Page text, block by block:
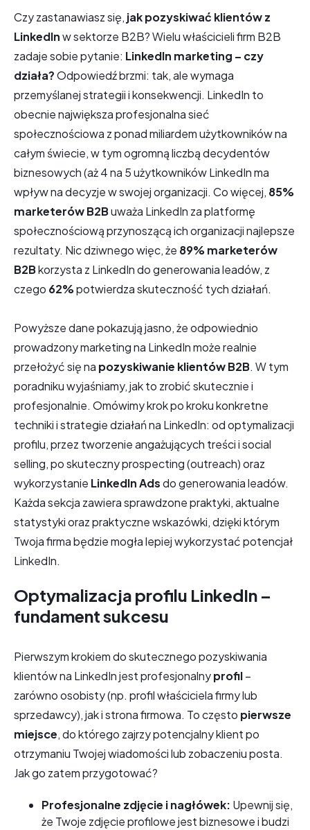
Czy zastanawiasz się, jak pozyskiwać klientów z
LinkedInw sektorze B2B? Wielu właścicieli firm B2B
zadaje sobie pytanie: LinkedIn marketing – czy
działa?Odpowiedź brzmi: tak, ale wymaga
przemyślanej strategii i konsekwencji. LinkedIn to
obecnie największa profesjonalna sieć
społecznościowa z ponad miliardem użytkowników na
całym świecie, w tym ogromną liczbą decydentów
biznesowych (aż 4 na 5 użytkowników LinkedIn ma
wpływ na decyzje w swojej organizacji. Co więcej, 85%
marketerów B2Buważa LinkedIn za platformę
społecznościową przynoszącą ich organizacji najlepsze
rezultaty. Nic dziwnego więc, że 89% marketerów
B2Bkorzysta z LinkedIn do generowania leadów, z
czego 62%potwierdza skuteczność tych działań.
Powyższe dane pokazują jasno, że odpowiednio
prowadzony marketing na LinkedIn może realnie
przełożyć się na pozyskiwanie klientów B2B. W tym
poradniku wyjaśniamy, jak to zrobić skutecznie i
profesjonalnie. Omówimy krok po kroku konkretne
techniki i strategie działań na LinkedIn: od optymalizacji
profilu, przez tworzenie angażujących treści i social
selling, po skuteczny prospecting (outreach) oraz
wykorzystanie LinkedIn Adsdo generowania leadów.
Każda sekcja zawiera sprawdzone praktyki, aktualne
statystyki oraz praktyczne wskazówki, dzięki którym
Twoja firma będzie mogła lepiej wykorzystać potencjał
LinkedIn.
Optymalizacja profilu LinkedIn –
fundament sukcesu
Pierwszym krokiem do skutecznego pozyskiwania
klientów na LinkedIn jest profesjonalnyprofil–
zarówno osobisty (np. profil właściciela firmy lub
sprzedawcy), jak i strona firmowa. To często pierwsze
miejsce, do którego zajrzy potencjalny klient po
otrzymaniu Twojej wiadomości lub zobaczeniu posta.
Jak go zatem przygotować?
Profesjonalne zdjęcie i nagłówek: Upewnij się,
że Twoje zdjęcie profilowe jest biznesowe i budzi